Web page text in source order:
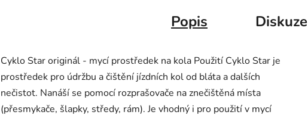
Popis Diskuze
Cyklo Star originál - mycí prostředek na kola Použití Cyklo Star je
prostředek pro údržbu a čištění jízdních kol od bláta a dalších
nečistot. Nanáší se pomocí rozprašovače na znečištěná místa
(přesmykače, šlapky, středy, rám). Je vhodný i pro použití v mycí